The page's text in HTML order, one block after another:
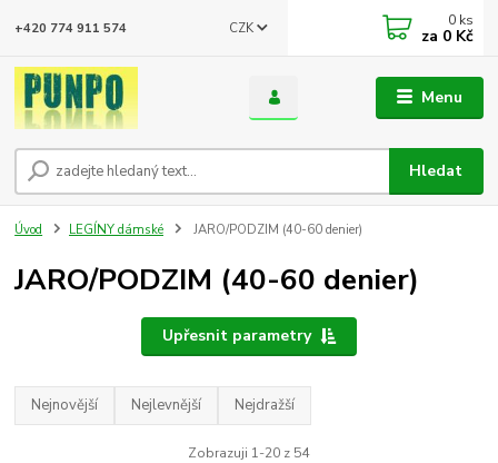
Menu
CZK
Hledat
+420 774 911 574 0 ks
za 0 Kč
Úvod LEGÍNY dámské JARO/PODZIM (40-60 denier)
JARO/PODZIM (40-60 denier)
Upřesnit parametry
Nejnovější Nejlevnější Nejdražší
Zobrazuji 1-20 z 54